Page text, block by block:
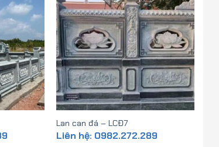
Lan can đá – LCĐ7
Liên hệ: 0982.272.289